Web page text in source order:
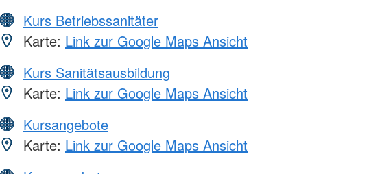
Kurs Betriebssanitäter
Karte: Link zur Google Maps Ansicht
Kurs Sanitätsausbildung
Karte: Link zur Google Maps Ansicht
Kursangebote
Karte: Link zur Google Maps Ansicht